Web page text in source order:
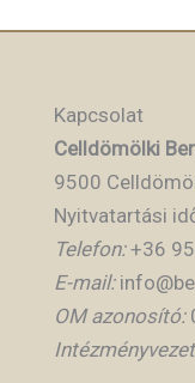
Kapcsolat
Celldömölki
9500
Nyitvatartási
Telefon:+36
E-mail:
OM azonosító: